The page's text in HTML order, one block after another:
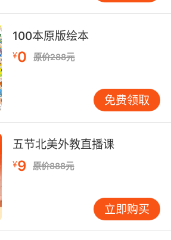
率最低。我们需要将知识包装
形式。 •攻克单词关：避免孤
以引入最基础的“自然拼读”意
现“cat,bat,hat”这些词尾相
律。用彩笔标出共同部分，建
玩“单词寻宝”游戏，将卡片藏
确读出即可得分。 •突破句子
句型。将课文对话变为家庭情
，辅以动作和表情。比如学习
时，就实际拿起文具进行问
，记忆自然深刻。 •化解语法
的语法点，采用形象化的解
，英语名词像小朋友，提到不
，常常要穿上带“s”的鞋子。先
建立初步概念，不必求全求
100本原版绘本
¥0 原价288元
免费领取
五节北美外教直播课
¥9 原价888元
立即购买